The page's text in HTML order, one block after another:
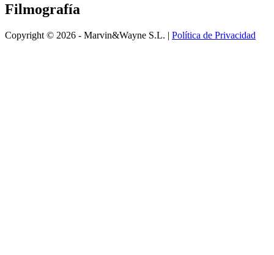
Filmografía
Copyright © 2026 - Marvin&Wayne S.L. | Política de Privacidad